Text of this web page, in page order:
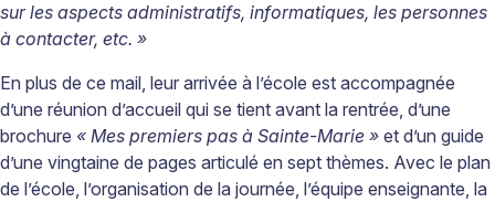
sur les aspects administratifs, informatiques, les personnes
à contacter, etc. »
En plus de ce mail, leur arrivée à l’école est accompagnée
d’une réunion d’accueil qui se tient avant la rentrée, d’une
brochure « Mes premiers pas à Sainte-Marie » et d’un guide
d’une vingtaine de pages articulé en sept thèmes. Avec le plan
de l’école, l’organisation de la journée, l’équipe enseignante, la